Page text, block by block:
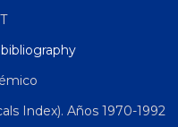
Index). Años 1970-1992